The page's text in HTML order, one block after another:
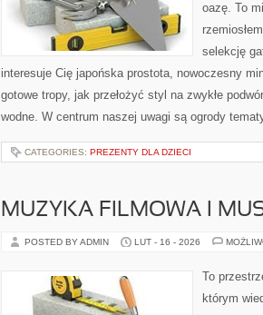
oazę. To
selekcję
interesuje Cię japońska prostota, nowoczesny
gotowe tropy, jak przełożyć styl na zwykłe
wodne. W centrum naszej uwagi są ogrody
CATEGORIES: PREZENTY DLA DZIECI
MUZYKA FILMOWA I
POSTED BY ADMIN LUT - 16 - 2026
To
którym